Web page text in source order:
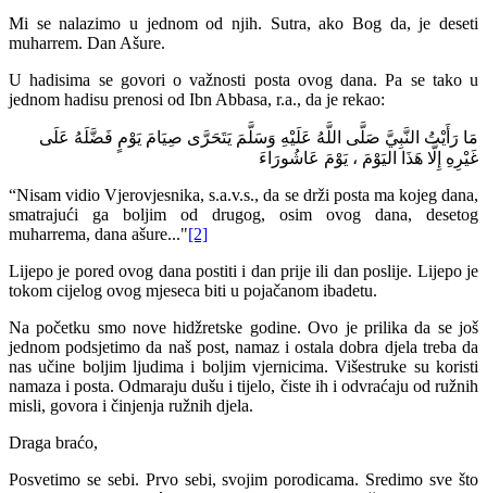
Mi se nalazimo u jednom od njih. Sutra, ako Bog da, je deseti
muharrem. Dan Ašure.
U hadisima se govori o važnosti posta ovog dana. Pa se tako u
jednom hadisu prenosi od Ibn Abbasa, r.a., da je rekao:
مَا رَأَيْتُ النَّبِيَّ صَلَّى اللَّهُ عَلَيْهِ وَسَلَّمَ يَتَحَرَّى صِيَامَ يَوْمٍ فَضَّلَهُ عَلَى
غَيْرِهِ إِلَّا هَذَا اليَوْمَ ، يَوْمَ عَاشُورَاءَ
“Nisam vidio Vjerovjesnika, s.a.v.s., da se drži posta ma kojeg dana,
smatrajući ga boljim od drugog, osim ovog dana, desetog
muharrema, dana ašure..."[2]
Lijepo je pored ovog dana postiti i dan prije ili dan poslije. Lijepo je
tokom cijelog ovog mjeseca biti u pojačanom ibadetu.
Na početku smo nove hidžretske godine. Ovo je prilika da se još
jednom podsjetimo da naš post, namaz i ostala dobra djela treba da
nas učine boljim ljudima i boljim vjernicima. Višestruke su koristi
namaza i posta. Odmaraju dušu i tijelo, čiste ih i odvraćaju od ružnih
misli, govora i činjenja ružnih djela.
Draga braćo,
Posvetimo se sebi. Prvo sebi, svojim porodicama. Sredimo sve što